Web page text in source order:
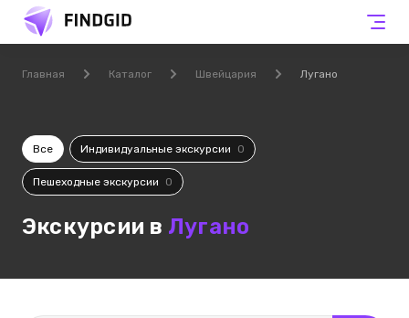
Главная Каталог Швейцария Лугано
Все Индивидуальные экскурсии 0
Пешеходные экскурсии 0
Экскурсии в Лугано